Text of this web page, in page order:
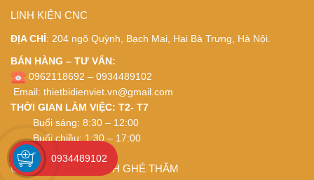
LINH KIỆN CNC
ĐỊA CHỈ: 204 ngõ Quỳnh, Bạch Mai, Hai Bà Trưng, Hà Nội.
BÁN HÀNG – TƯ VẤN:
0962118692 – 0934489102
Email: thietbidienviet.vn@gmail.com
THỜI GIAN LÀM VIỆC: T2- T7
Buổi sáng: 8:30 – 12:00
Buổi chiều: 1:30 – 17:00
CÁM ƠN QUÝ KHÁCH GHÉ THĂM
0934489102